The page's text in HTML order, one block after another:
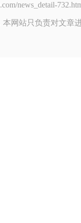
news_detail-
网站只负责对文